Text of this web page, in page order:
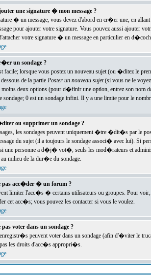
une signature � mon message ?
� un message, vous devez d'abord en cr�er une, en
pour ajouter votre signature. Vous pouvez aussi ajouter
votre signature � un message en particulier en
un sondage ?
facile; lorsque vous postez un nouveau sujet (ou �ditez le
de la partie Poster un nouveau sujet(si vous ne le voyez
moins deux options (pour d�finir une option, entrez son nom
sondage; 0 est un sondage infini. Il y a une limite pour le
ou supprimer un sondage ?
les sondages peuvent uniquement �tre �dit�s par le
du sujet (il a toujours le sondage associ� avec lui). Si
si une personne a d�j� vot�, seuls les mod�rateurs et
milieu de la dur�e du sondage.
pas acc�der � un forum ?
limiter l'acc�s � certains utilisateurs ou groupes. Pour
cet acc�s; vous pouvez les contacter si vous le voulez.
voter dans un sondage ?
peuvent voter dans un sondage (afin d'�viter le
les droits d'acc�s appropri�s.